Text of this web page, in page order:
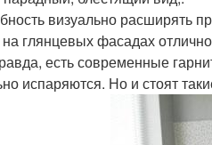
визуально расширять
глянцевых фасадах
есть современные
испаряются. Но и стоят